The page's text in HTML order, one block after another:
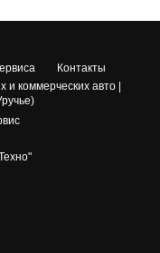
Контакты
коммерческих авто |